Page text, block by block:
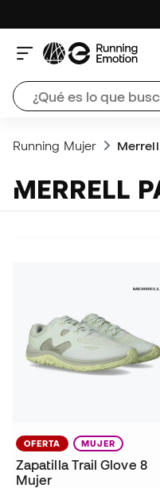
Running Mujer Merrell
MERRELL
OFERTA MUJER
Zapatilla Trail Glove 8
Mujer